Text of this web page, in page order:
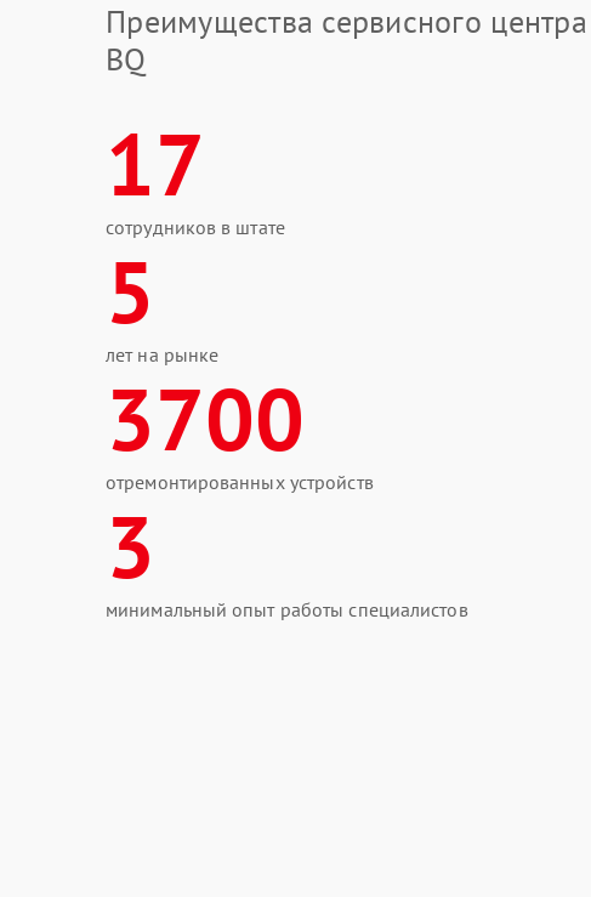
Преимущества сервисного центра
BQ
17
сотрудников в штате
5
лет на рынке
3700
отремонтированных устройств
3
минимальный опыт работы специалистов